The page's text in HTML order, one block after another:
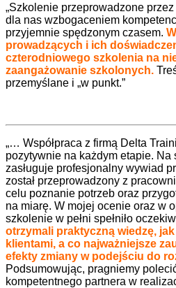
„Szkolenie przeprowadzone przez
dla nas wzbogaceniem
przyjemnie spędzonym czasem.
prowadzących i ich
czterodniowego szkolenia na
zaangażowanie szkolonych.
przemyślane i „w punkt.”
„… Współpraca z firmą Delta
pozytywnie na każdym etapie. Na
zasługuje profesjonalny wywiad
został przeprowadzony z
celu poznanie potrzeb oraz
na miarę. W mojej ocenie oraz w
szkolenie w pełni spełniło
otrzymali praktyczną wiedzę,
klientami, a co najważniejsze
efekty zmiany w podejściu do
Podsumowując, pragniemy
kompetentnego partnera w